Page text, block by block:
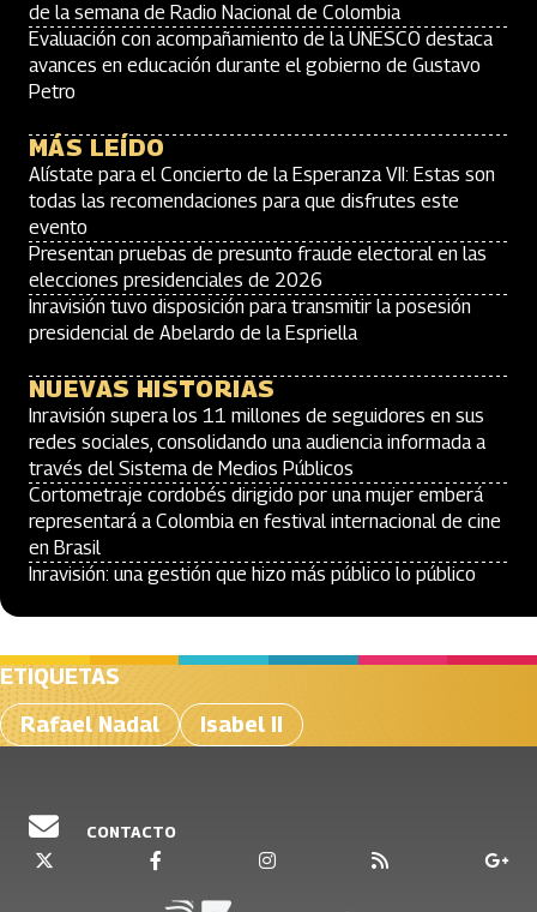
de la semana de Radio Nacional de Colombia
Evaluación con acompañamiento de la UNESCO destaca
avances en educación durante el gobierno de Gustavo
Petro
MÁS LEÍDO
Alístate para el Concierto de la Esperanza VII: Estas son
todas las recomendaciones para que disfrutes este
evento
Presentan pruebas de presunto fraude electoral en las
elecciones presidenciales de 2026
Inravisión tuvo disposición para transmitir la posesión
presidencial de Abelardo de la Espriella
NUEVAS HISTORIAS
Inravisión supera los 11 millones de seguidores en sus
redes sociales, consolidando una audiencia informada a
través del Sistema de Medios Públicos
Cortometraje cordobés dirigido por una mujer emberá
representará a Colombia en festival internacional de cine
en Brasil
Inravisión: una gestión que hizo más público lo público
ETIQUETAS
Rafael Nadal
Isabel II
CONTACTO